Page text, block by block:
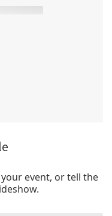
event, or tell the